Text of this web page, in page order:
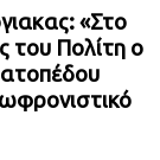
«Στο
του Πολίτη ο